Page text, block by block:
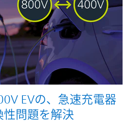
EVの、急速充電器
性問題を解決